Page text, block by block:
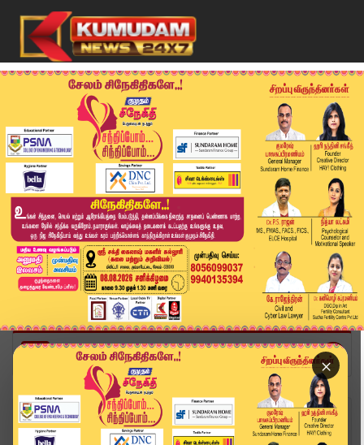
×
Home
வீடியோ ஸ்டோரி
பயணிகள் நிம்மதி… ரயில் சேவை சீரானது! | Chennai ...